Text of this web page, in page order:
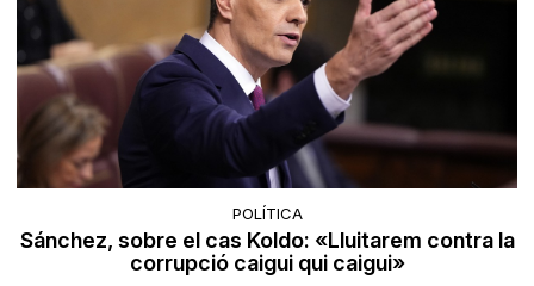
POLÍTICA
Sánchez, sobre el cas Koldo: «Lluitarem contra la
corrupció caigui qui caigui»